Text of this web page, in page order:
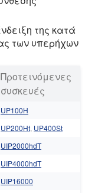
της κατά
των υπερήχων
Προτεινόμενες
συσκευές
UP100Η
UP200Ht, UP400St
UIP2000hdT
UIP4000hdT
UIP16000